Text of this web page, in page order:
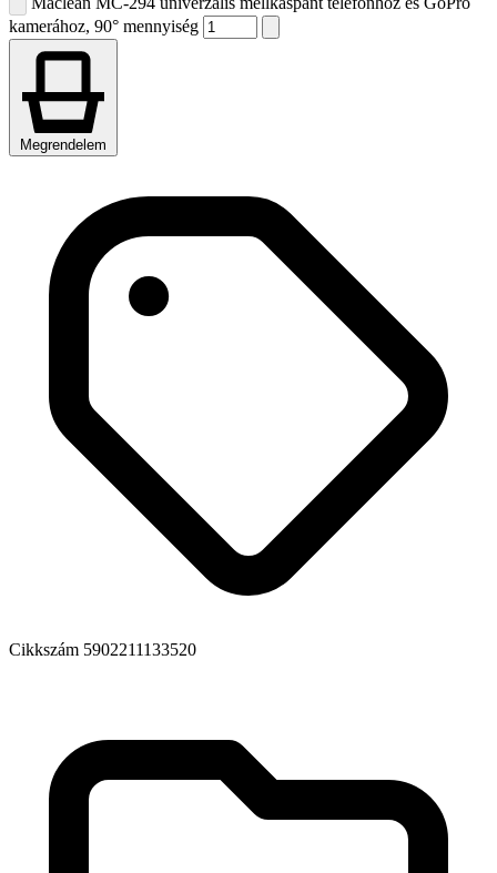
kamerához, 90° mennyiség
Megrendelem
Cikkszám 5902211133520